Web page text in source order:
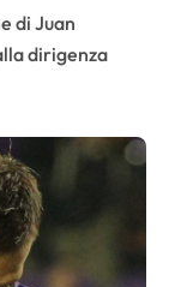
dirigenza